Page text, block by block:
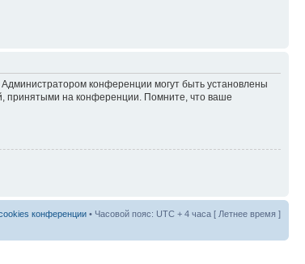
конференции могут быть установлены
принятыми на конференции. Помните, что ваше
конференции • Часовой пояс: UTC + 4 часа [ Летнее время ]